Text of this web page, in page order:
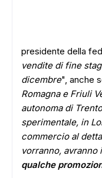
presidente della
vendite di fine
dicembre", anche
Romagna e Friuli
autonoma di
sperimentale, in
commercio al
vorranno,
qualche